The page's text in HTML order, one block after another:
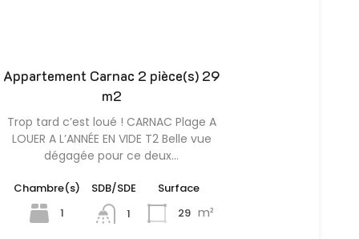
Appartement Carnac 2 pièce(s) 29
m2
Trop tard c’est loué ! CARNAC Plage A
LOUER A L’ANNÉE EN VIDE T2 Belle vue
dégagée pour ce deux…
Chambre(s)
1
SDB/SDE
1
Surface
29 m²